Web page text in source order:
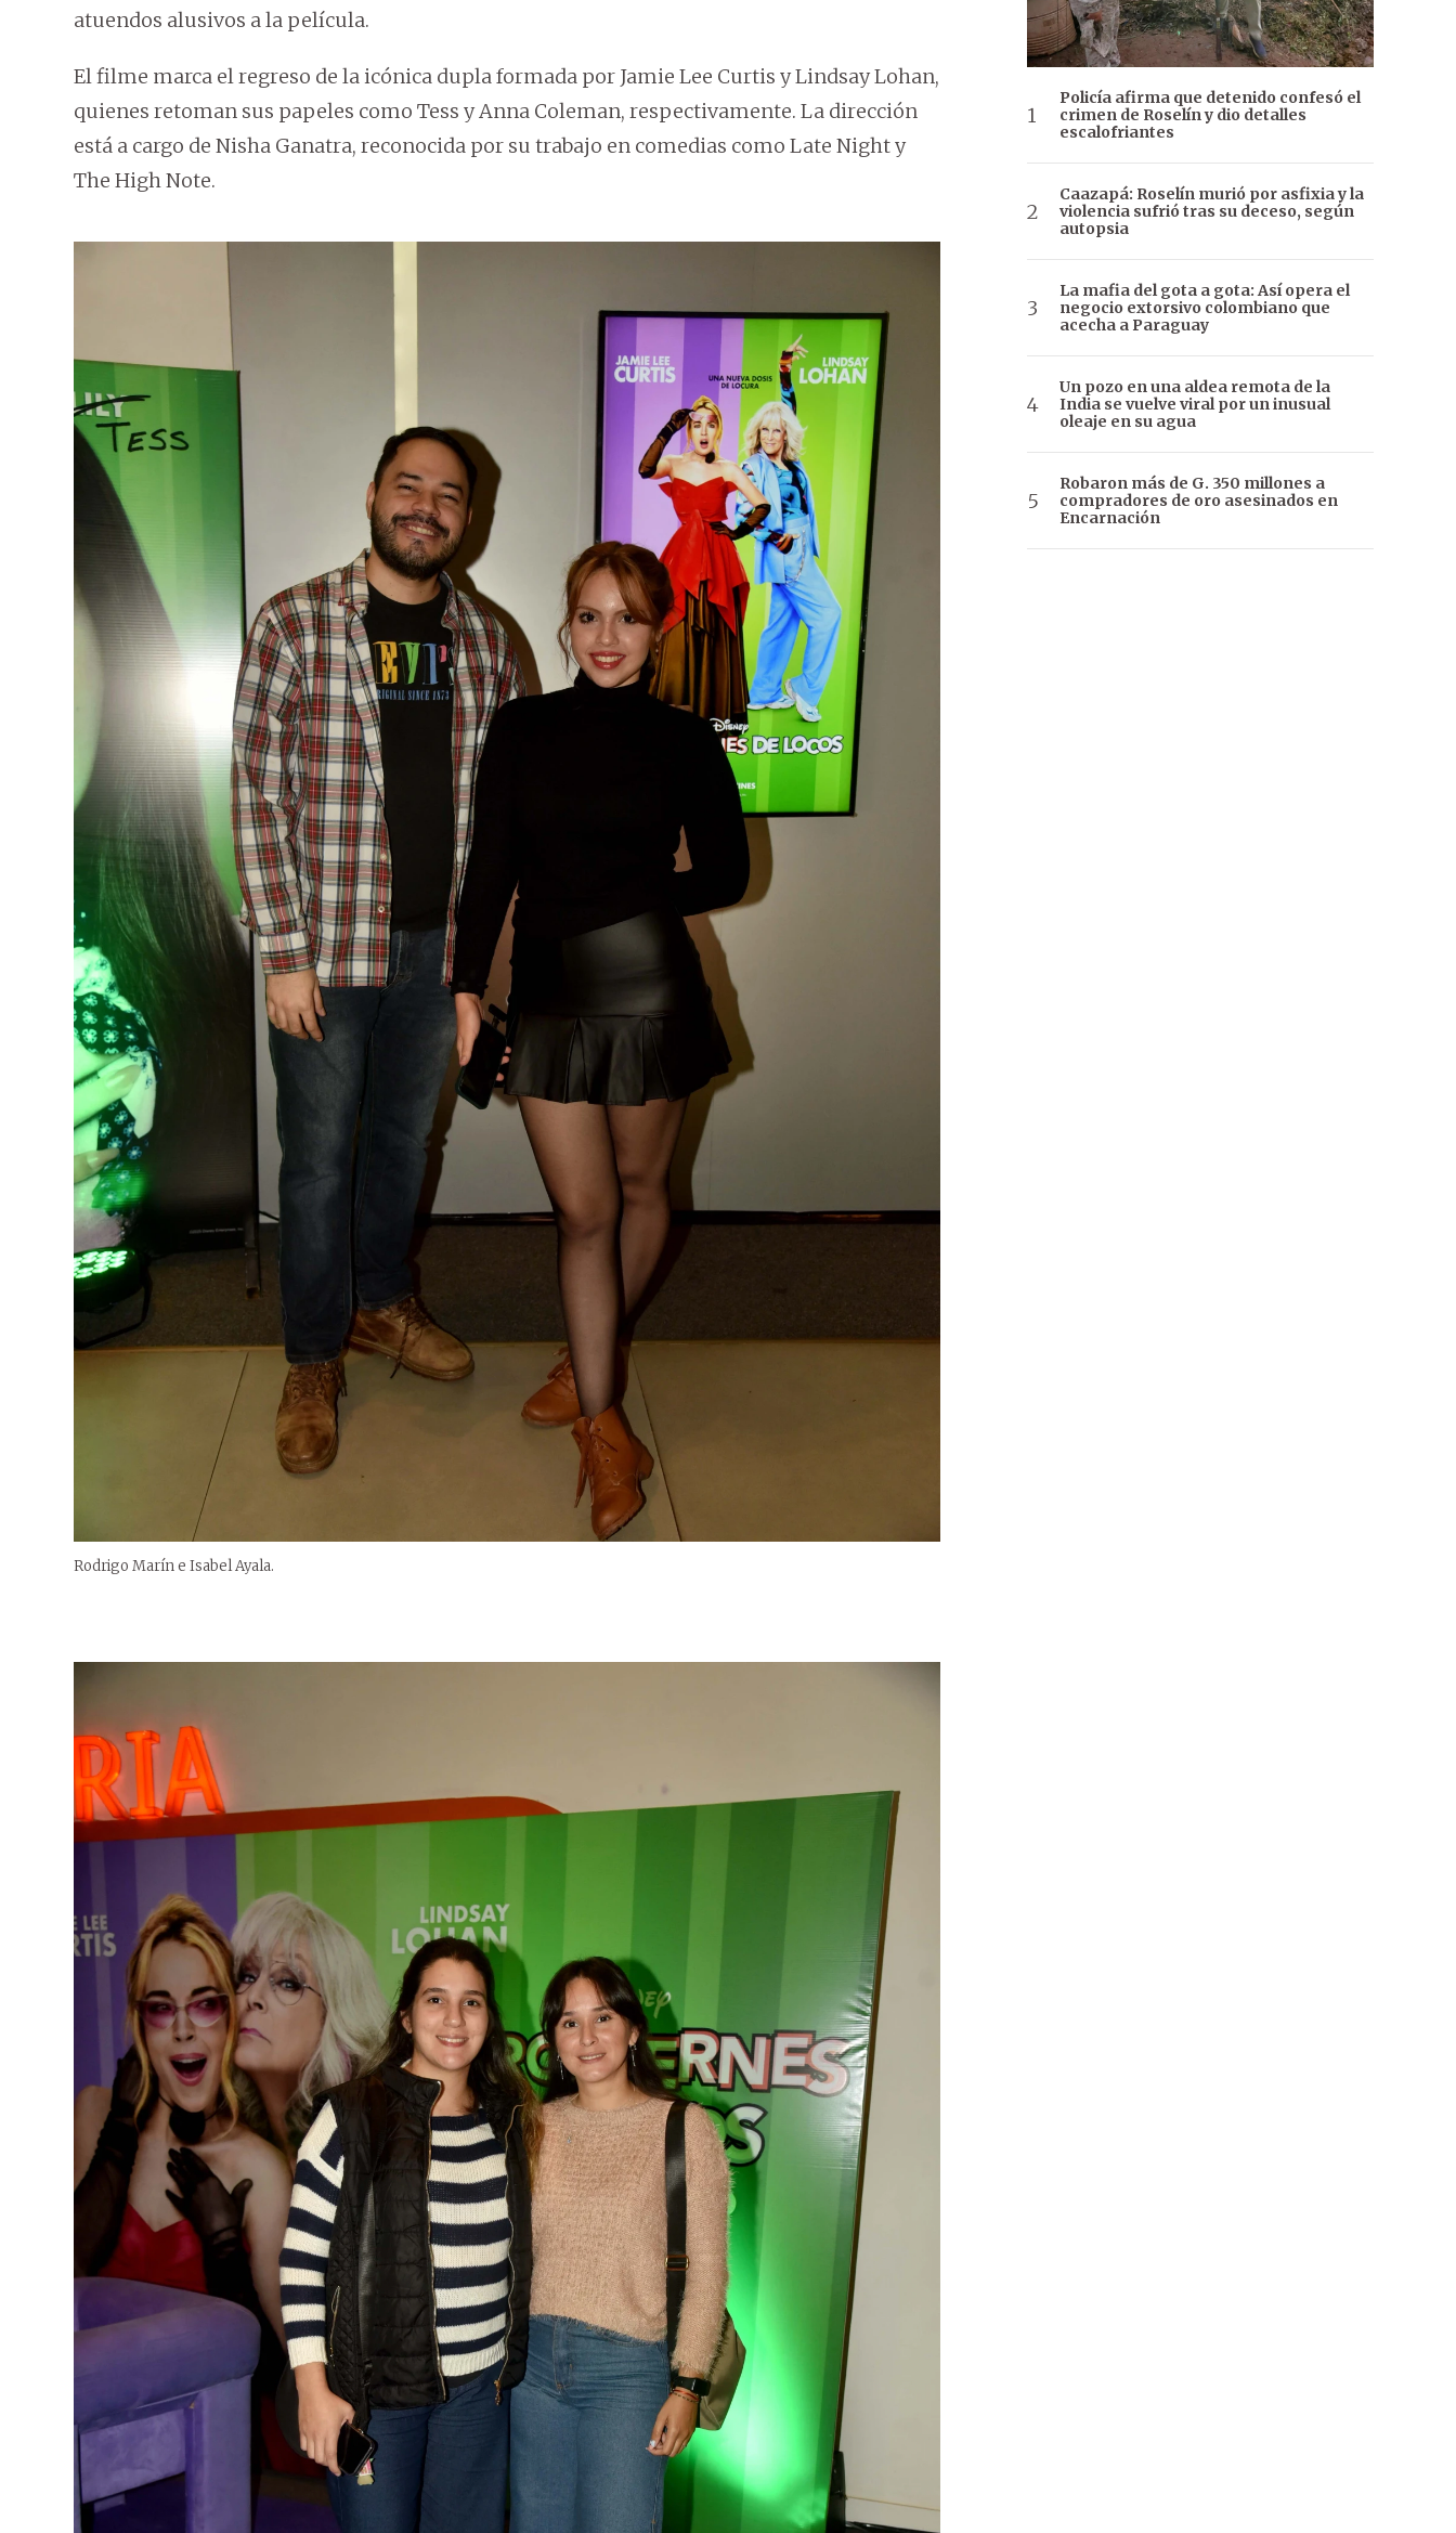
atuendos alusivos a la película.
El filme marca el regreso de la icónica dupla formada por Jamie Lee Curtis y Lindsay Lohan,
quienes retoman sus papeles como Tess y Anna Coleman, respectivamente. La dirección
está a cargo de Nisha Ganatra, reconocida por su trabajo en comedias como Late Night y
The High Note.
Rodrigo Marín e Isabel Ayala.
Policía afirma que detenido confesó el
crimen de Roselín y dio detalles
escalofriantes
Caazapá: Roselín murió por asfixia y la
violencia sufrió tras su deceso, según
autopsia
La mafia del gota a gota: Así opera el
negocio extorsivo colombiano que
acecha a Paraguay
Un pozo en una aldea remota de la
India se vuelve viral por un inusual
oleaje en su agua
Robaron más de G. 350 millones a
compradores de oro asesinados en
Encarnación